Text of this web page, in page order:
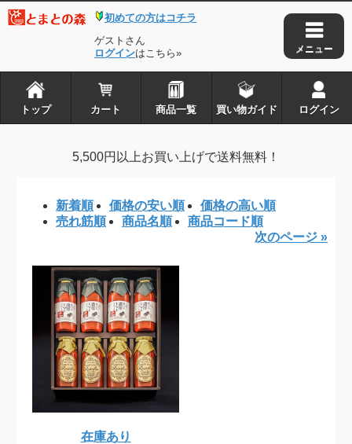
初めての方はコチラ
ゲストさん
ログインはこちら»
トップ カート 商品一覧 買い物ガイド ログイン
5,500円以上お買い上げで送料無料！
新着順 価格の安い順
価格の高い順
売れ筋順
商品名順
商品コード順
次のページ »
在庫あり
トップ
ログイン
とまとの森は株式会社アイ・タックルの
登録商標です
Copyright © 2010-2026とまとの森. all rights reserved.